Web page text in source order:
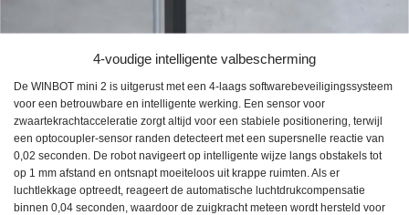
4-voudige intelligente valbescherming
De WINBOT mini 2 is uitgerust met een 4-laags softwarebeveiligingssysteem
voor een betrouwbare en intelligente werking. Een sensor voor
zwaartekrachtacceleratie zorgt altijd voor een stabiele positionering, terwijl
een optocoupler-sensor randen detecteert met een supersnelle reactie van
0,02 seconden. De robot navigeert op intelligente wijze langs obstakels tot
op 1 mm afstand en ontsnapt moeiteloos uit krappe ruimten. Als er
luchtlekkage optreedt, reageert de automatische luchtdrukcompensatie
binnen 0,04 seconden, waardoor de zuigkracht meteen wordt hersteld voor